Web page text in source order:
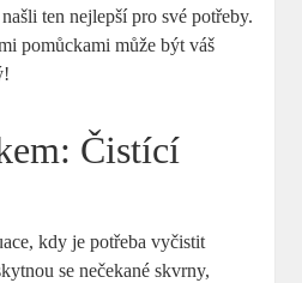
ten nejlepší pro své potřeby.
pomůckami může být váš
Čistící
kdy je potřeba vyčistit
se nečekané skvrny,